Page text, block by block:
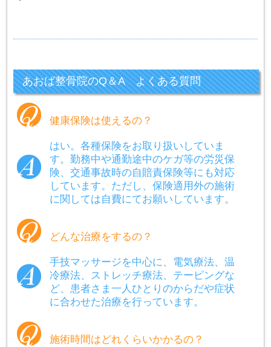
あおば整骨院のQ＆A よくある質問
健康保険は使えるの？
はい。各種保険をお取り扱いしていま
す。勤務中や通勤途中のケガ等の労災保
険、交通事故時の自賠責保険等にも対応
しています。ただし、保険適用外の施術
に関しては自費にてお願いしています。
どんな治療をするの？
手技マッサージを中心に、電気療法、温
冷療法、ストレッチ療法、テーピングな
ど、患者さま一人ひとりのからだや症状
に合わせた治療を行っています。
施術時間はどれくらいかかるの？